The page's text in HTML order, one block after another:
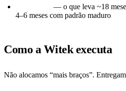
— o que leva ~18
4–6 meses com padrão maduro
Como a Witek executa
Não alocamos “mais braços”.